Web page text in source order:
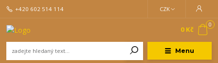
Menu
CZK
+420 602 514 114
0
0 Kč